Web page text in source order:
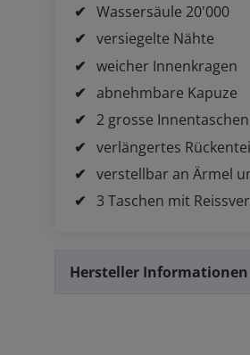
Wassersäule 20'000
versiegelte Nähte
weicher Innenkragen
abnehmbare Kapuze
2 grosse
verlängertes
verstellbar an Ärmel
3 Taschen mit
Hersteller Informationen